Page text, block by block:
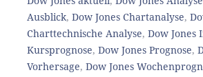
Ausblick, Dow Jones Chartanalyse,
Charttechnische Analyse, Dow Jones
Kursprognose, Dow Jones Prognose,
Vorhersage, Dow Jones